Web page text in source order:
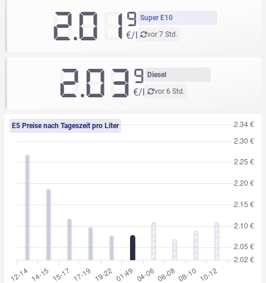
Super E10
vor 7 Std.
2.019
€/l
Diesel
vor 6 Std.
2.03 9
€/l
E5 Preise nach Tageszeit pro Liter